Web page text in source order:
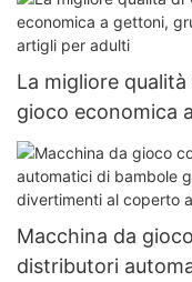
La migliore
gioco economica
grande macchina
Macchina da
distributori